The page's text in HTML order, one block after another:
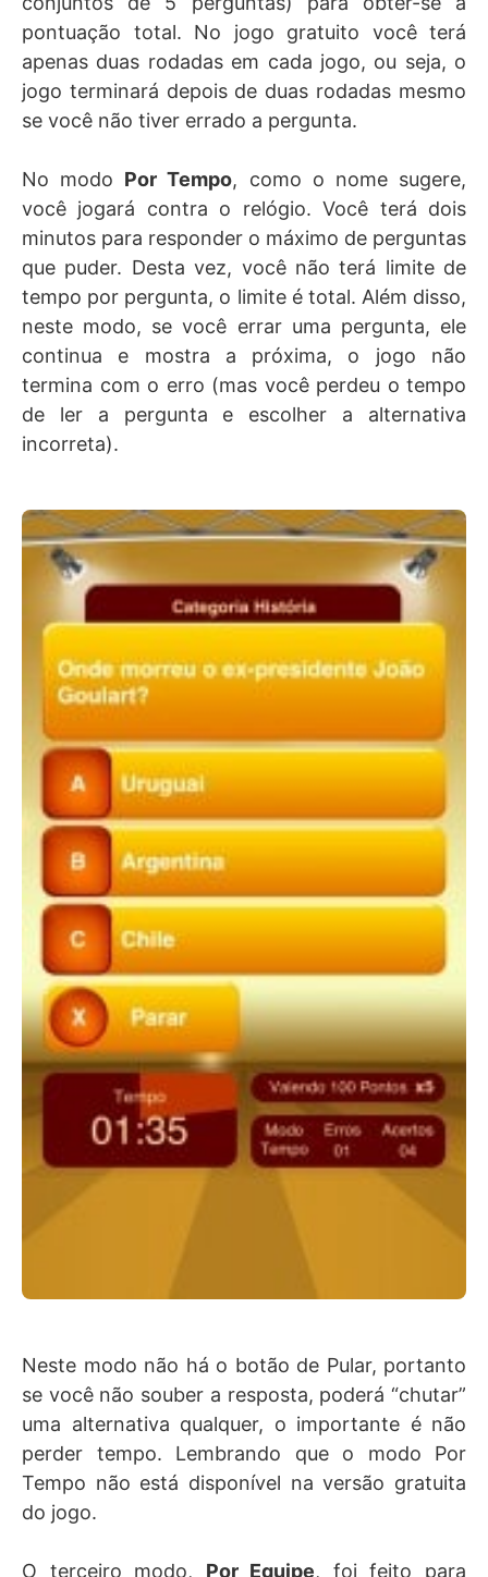
pontuação total. No jogo gratuito você terá
apenas duas rodadas em cada jogo, ou seja, o
jogo terminará depois de duas rodadas mesmo
se você não tiver errado a pergunta.
No modo Por Tempo, como o nome sugere,
você jogará contra o relógio. Você terá dois
minutos para responder o máximo de perguntas
que puder. Desta vez, você não terá limite de
tempo por pergunta, o limite é total. Além disso,
neste modo, se você errar uma pergunta, ele
continua e mostra a próxima, o jogo não
termina com o erro (mas você perdeu o tempo
de ler a pergunta e escolher a alternativa
incorreta).
Neste modo não há o botão de Pular, portanto
se você não souber a resposta, poderá “chutar”
uma alternativa qualquer, o importante é não
perder tempo. Lembrando que o modo Por
Tempo não está disponível na versão gratuita
do jogo.
O terceiro modo, Por Equipe, foi feito para